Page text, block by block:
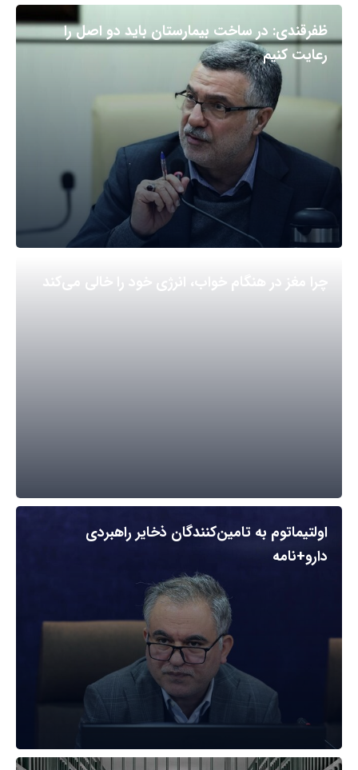
ظفرقندی: در ساخت بیمارستان باید دو اصل را
رعایت کنیم
چرا مغز در هنگام خواب، انرژی خود را خالی می‌کند
اولتیماتوم به تامین‌کنندگان ذخایر راهبردی
دارو+نامه